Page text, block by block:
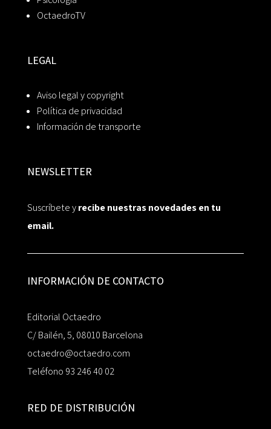
OctaedroTV
LEGAL
Aviso legal y copyright
Política de privacidad
Información de transporte
NEWSLETTER
Suscríbete yrecibe nuestras novedades en tu
email.
INFORMACIÓN DE CONTACTO
Editorial Octaedro
C/ Bailén, 5, 08010 Barcelona
octaedro@octaedro.com
Teléfono 93 246 40 02
RED DE DISTRIBUCIÓN